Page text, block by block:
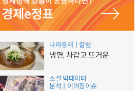
나라경제ㅣ칼럼
냉면, 차갑고 뜨거운
소셜 빅데이터
분석ㅣ이머징이슈